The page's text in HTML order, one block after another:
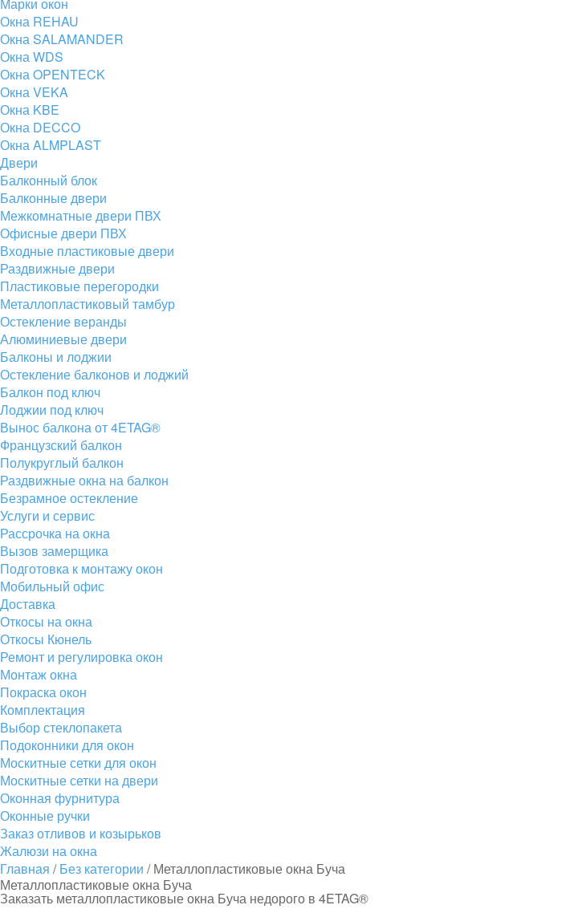
Марки окон
Окна REHAU
Окна SALAMANDER
Окна WDS
Окна OPENTECK
Окна VEKA
Окна KBE
Окна DECCO
Окна ALMPLAST
Двери
Балконный блок
Балконные двери
Межкомнатные двери ПВХ
Офисные двери ПВХ
Входные пластиковые двери
Раздвижные двери
Пластиковые перегородки
Металлопластиковый тамбур
Остекление веранды
Алюминиевые двери
Балконы и лоджии
Остекление балконов и лоджий
Балкон под ключ
Лоджии под ключ
Вынос балкона от 4ETAG®
Французский балкон
Полукруглый балкон
Раздвижные окна на балкон
Безрамное остекление
Услуги и сервис
Рассрочка на окна
Вызов замерщика
Подготовка к монтажу окон
Мобильный офис
Доставка
Откосы на окна
Откосы Кюнель
Ремонт и регулировка окон
Монтаж окна
Покраска окон
Комплектация
Выбор стеклопакета
Подоконники для окон
Москитные сетки для окон
Москитные сетки на двери
Оконная фурнитура
Оконные ручки
Заказ отливов и козырьков
Жалюзи на окна
Главная /Без категории /Металлопластиковые окна Буча
Металлопластиковые окна Буча
Заказать металлопластиковые окна Буча недорого в 4ETAG®